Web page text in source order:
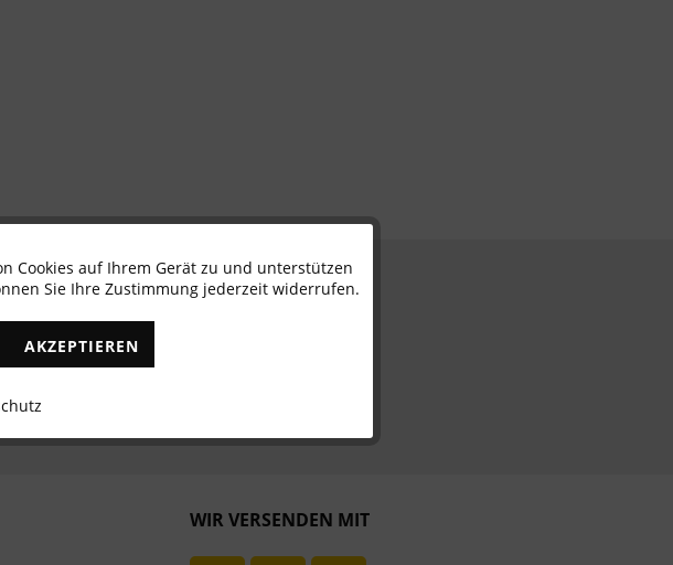
erhalten
Trends
WIR VERSENDEN MIT
Aktiv
Cookies auf Ihrem Gerät zu und unterstützen
Sie Ihre Zustimmung jederzeit widerrufen.
AKZEPTIEREN